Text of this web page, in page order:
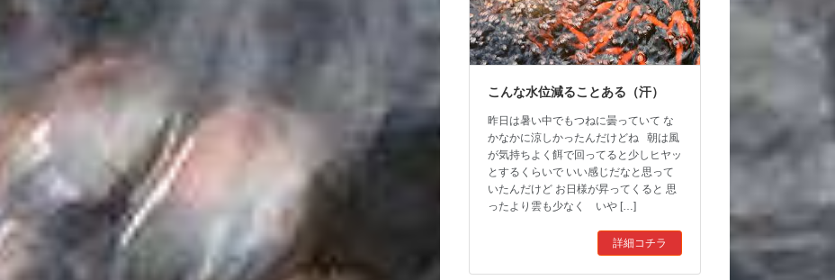
こんな水位減ることある（汗）
昨日は暑い中でもつねに曇っていて な
かなかに涼しかったんだけどね 朝は風
が気持ちよく餌で回ってると少しヒヤッ
とするくらいで いい感じだなと思って
いたんだけど お日様が昇ってくると 思
ったより雲も少なく いや […]
詳細コチラ